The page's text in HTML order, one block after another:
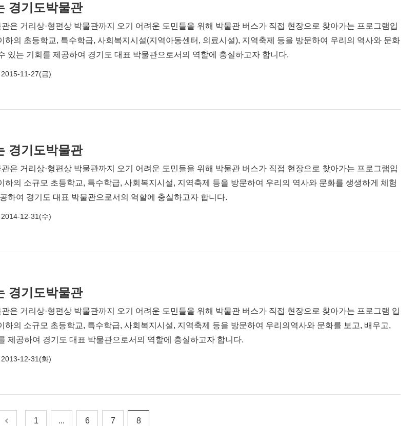
경기도박물관
은 거리상·형편상 박물관까지 오기 어려운 도민들을 위해 박물관 버스가 직접 현장으로 찾아가는 프로그램입
하의 초등학교, 특수학급, 사회복지시설(지역아동센터, 의료시설), 지역축제 등을 방문하여 우리의 역사와 문화
있는 기회를 제공하여 경기도 대표 박물관으로서의 역할에 충실하고자 합니다.
11-27(금)
경기도박물관
은 거리상·형편상 박물관까지 오기 어려운 도민들을 위해 박물관 버스가 직접 현장으로 찾아가는 프로그램입
하여 경기도 대표 박물관으로서의 역할에 충실하고자 합니다.
12-31(수)
경기도박물관
은 거리상·형편상 박물관까지 오기 어려운 도민들을 위해 박물관 버스가 직접 현장으로 찾아가는 프로그램 입
하의 소규모 초등학교, 특수학급, 사회복지시설, 지역축제 등을 방문하여 우리의역사와 문화를 보고, 배우고,
제공하여 경기도 대표 박물관으로서의 역할에 충실하고자 합니다.
12-31(화)
1 ... 6 7 8